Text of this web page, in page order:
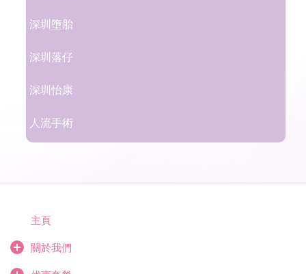
深圳墮胎
深圳落仔
深圳怡康
人流手術
主頁
關於我們